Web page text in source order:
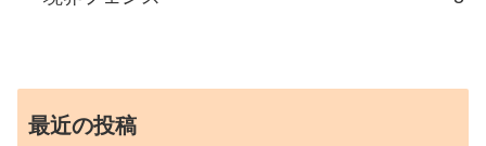
最近の投稿